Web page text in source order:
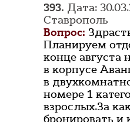
393. Дата:
Ставрополь
Вопрос:
Планируем
конце августа
в корпусе
в
номере 1
взрослых.За
бронировать и